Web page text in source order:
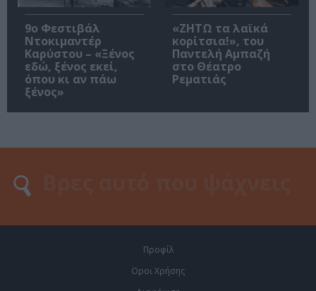
9ο Φεστιβάλ
Ντοκιμαντέρ
Καρύστου – «Ξένος
εδώ, ξένος εκεί,
όπου κι αν πάω
ξένος»
«ΖΗΤΩ τα λαϊκά
κορίτσια!», του
Παντελή Αμπαζή
στο Θέατρο
Ρεματιάς
Προφίλ
Οροι Χρήσης